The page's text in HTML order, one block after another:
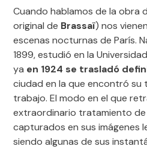
Cuando hablamos de la obra
original de Brassaï) nos
escenas nocturnas de París.
1899, estudió en la
ya en 1924 se trasladó
ciudad en la que encontró su
trabajo. El modo en el que
extraordinario tratamiento de
capturados en sus imágenes
siendo algunas de sus